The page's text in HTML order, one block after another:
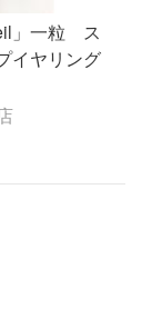
」一粒 ス
イヤリング